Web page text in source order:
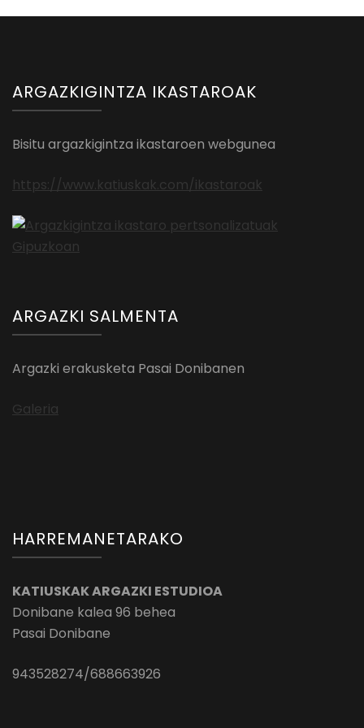
ARGAZKIGINTZA IKASTAROAK
Bisitu argazkigintza ikastaroen webgunea
https://www.katiuskak.com/ikastaroak
ARGAZKI SALMENTA
Argazki erakusketa Pasai Donibanen
Galeria
HARREMANETARAKO
KATIUSKAK ARGAZKI ESTUDIOA
Donibane kalea 96 behea
Pasai Donibane
943528274/688663926